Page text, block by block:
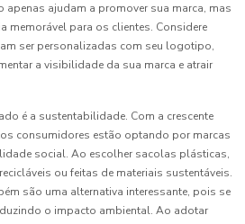
apenas ajudam a promover sua marca, mas
memorável para os clientes. Considere
ser personalizadas com seu logotipo,
a visibilidade da sua marca e atrair
é a sustentabilidade. Com a crescente
consumidores estão optando por marcas
social. Ao escolher sacolas plásticas,
ou feitas de materiais sustentáveis.
são uma alternativa interessante, pois se
o impacto ambiental. Ao adotar